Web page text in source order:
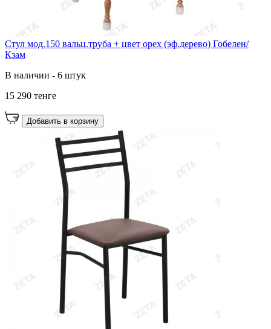
Стул мод.150 вальц.труба + цвет орех (эф.дерево) Гобелен/
Кзам
В наличии - 6 штук
15 290 тенге
Добавить в корзину